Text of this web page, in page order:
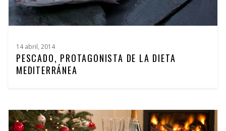
14 abril, 2014
PESCADO, PROTAGONISTA DE LA DIETA
MEDITERRÁNEA